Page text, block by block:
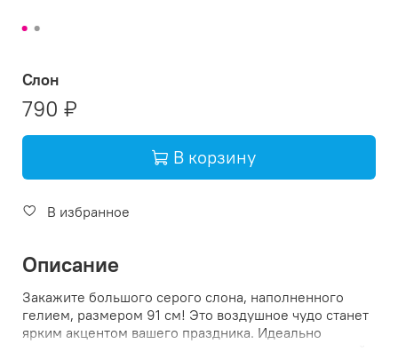
Слон
790 ₽
Добавить в корзину:
В корзину
В избранное
Описание
Закажите большого серого слона, наполненного
гелием, размером 91 см! Это воздушное чудо станет
ярким акцентом вашего праздника. Идеально